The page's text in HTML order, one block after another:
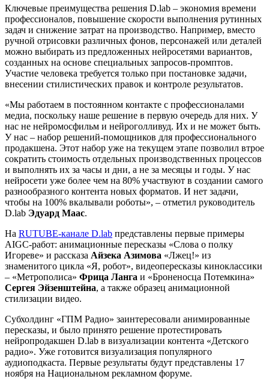
Ключевые преимущества решения D.lab – экономия времени
профессионалов, повышение скорости выполнения рутинных
задач и снижение затрат на производство. Например, вместо
ручной отрисовки различных фонов, персонажей или деталей
можно выбирать из предложенных нейросетями вариантов,
созданных на основе специальных запросов-промптов.
Участие человека требуется только при постановке задачи,
внесении стилистических правок и контроле результатов.
«Мы работаем в постоянном контакте с профессионалами
медиа, поскольку наше решение в первую очередь для них. У
нас не нейромосфильм и нейроголливуд. Их и не может быть.
У нас – набор решений-помощников для профессионального
продакшена. Этот набор уже на текущем этапе позволил втрое
сократить стоимость отдельных производственных процессов
и выполнять их за часы и дни, а не за месяцы и годы. У нас
нейросети уже более чем на 80% участвуют в создании самого
разнообразного контента новых форматов. И нет задачи,
чтобы на 100% вкалывали роботы», – отметил руководитель
D.lab Эдуард Маас.
На RUTUBE-канале D.lab представлены первые примеры
AIGC-работ: анимационные пересказы «Слова о полку
Игореве» и рассказа Айзека Азимова «Лжец!» из
знаменитого цикла «Я, робот», видеопересказы киноклассики
– «Метрополиса» Фрица Ланга и «Броненосца Потемкина»
Сергея Эйзенштейна, а также образец анимационной
стилизации видео.
Субхолдинг «ГПМ Радио» заинтересовали анимированные
пересказы, и было принято решение протестировать
нейропродакшен D.lab в визуализации контента «Детского
радио». Уже готовится визуализация популярного
аудиоподкаста. Первые результаты будут представлены 17
ноября на Национальном рекламном форуме.